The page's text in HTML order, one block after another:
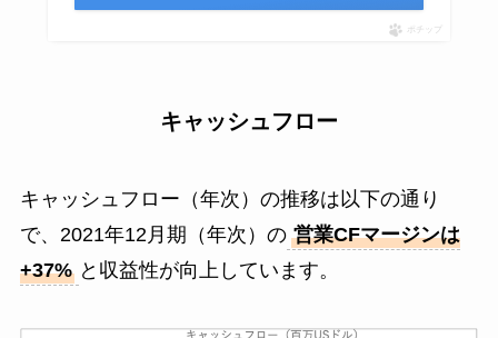
ポチップ
キャッシュフロー
キャッシュフロー（年次）の推移は以下の通り
で、2021年12月期（年次）の 営業CFマージンは
+37% と収益性が向上しています。